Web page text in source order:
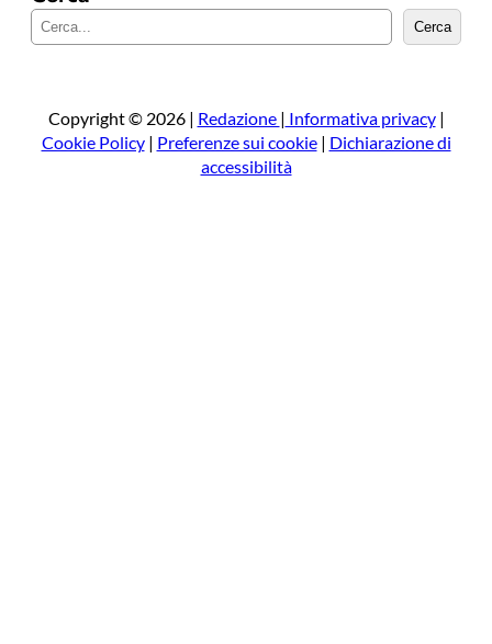
e
a
Cerca
Copyright © 2026 | Redazione | Informativa privacy|
Cookie Policy| Preferenze sui cookie| Dichiarazione di
accessibilità